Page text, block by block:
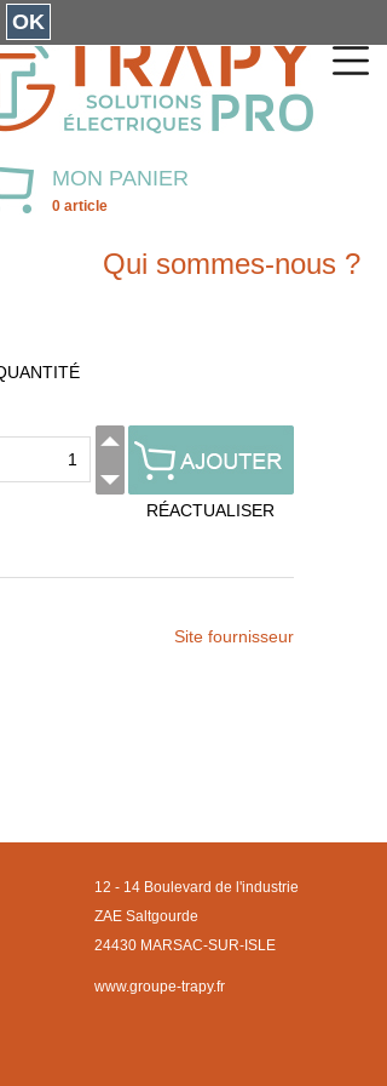
MON PANIER
0 article
Qui sommes-nous ?
RÉACTUALISER
Site fournisseur
12 - 14 Boulevard de l'industrie
ZAE Saltgourde
24430 MARSAC-SUR-ISLE
www.groupe-trapy.fr
OK